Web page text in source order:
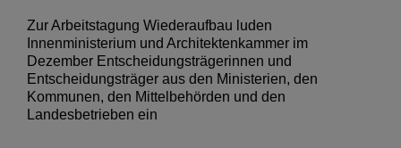
Zur Arbeitstagung Wiederaufbau luden
Innenministerium und Architektenkammer im
Dezember Entscheidungsträgerinnen und
Entscheidungsträger aus den Ministerien, den
Kommunen, den Mittelbehörden und den
Landesbetrieben ein